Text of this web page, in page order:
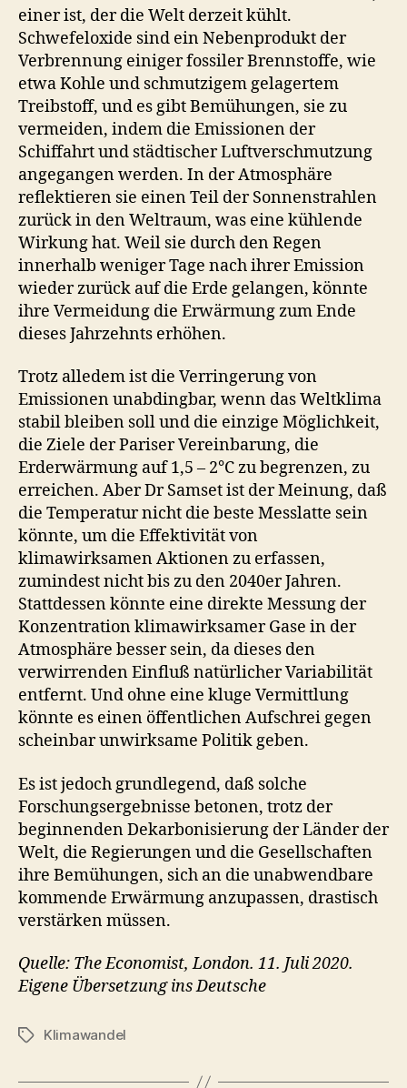
einer ist, der die Welt derzeit kühlt.
Schwefeloxide sind ein Nebenprodukt der
Verbrennung einiger fossiler Brennstoffe, wie
etwa Kohle und schmutzigem gelagertem
Treibstoff, und es gibt Bemühungen, sie zu
vermeiden, indem die Emissionen der
Schiffahrt und städtischer Luftverschmutzung
angegangen werden. In der Atmosphäre
reflektieren sie einen Teil der Sonnenstrahlen
zurück in den Weltraum, was eine kühlende
Wirkung hat. Weil sie durch den Regen
innerhalb weniger Tage nach ihrer Emission
wieder zurück auf die Erde gelangen, könnte
ihre Vermeidung die Erwärmung zum Ende
dieses Jahrzehnts erhöhen.
Trotz alledem ist die Verringerung von
Emissionen unabdingbar, wenn das Weltklima
stabil bleiben soll und die einzige Möglichkeit,
die Ziele der Pariser Vereinbarung, die
Erderwärmung auf 1,5 – 2°C zu begrenzen, zu
erreichen. Aber Dr Samset ist der Meinung, daß
die Temperatur nicht die beste Messlatte sein
könnte, um die Effektivität von
klimawirksamen Aktionen zu erfassen,
zumindest nicht bis zu den 2040er Jahren.
Stattdessen könnte eine direkte Messung der
Konzentration klimawirksamer Gase in der
Atmosphäre besser sein, da dieses den
verwirrenden Einfluß natürlicher Variabilität
entfernt. Und ohne eine kluge Vermittlung
könnte es einen öffentlichen Aufschrei gegen
scheinbar unwirksame Politik geben.
Es ist jedoch grundlegend, daß solche
Forschungsergebnisse betonen, trotz der
beginnenden Dekarbonisierung der Länder der
Welt, die Regierungen und die Gesellschaften
ihre Bemühungen, sich an die unabwendbare
kommende Erwärmung anzupassen, drastisch
verstärken müssen.
Quelle: The Economist, London. 11. Juli 2020.
Eigene Übersetzung ins Deutsche
Schlagwörter
Klimawandel